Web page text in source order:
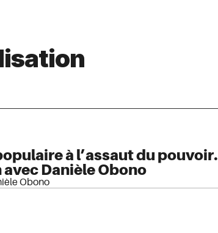
à l’assaut du pouvoir.
Danièle Obono
Obono